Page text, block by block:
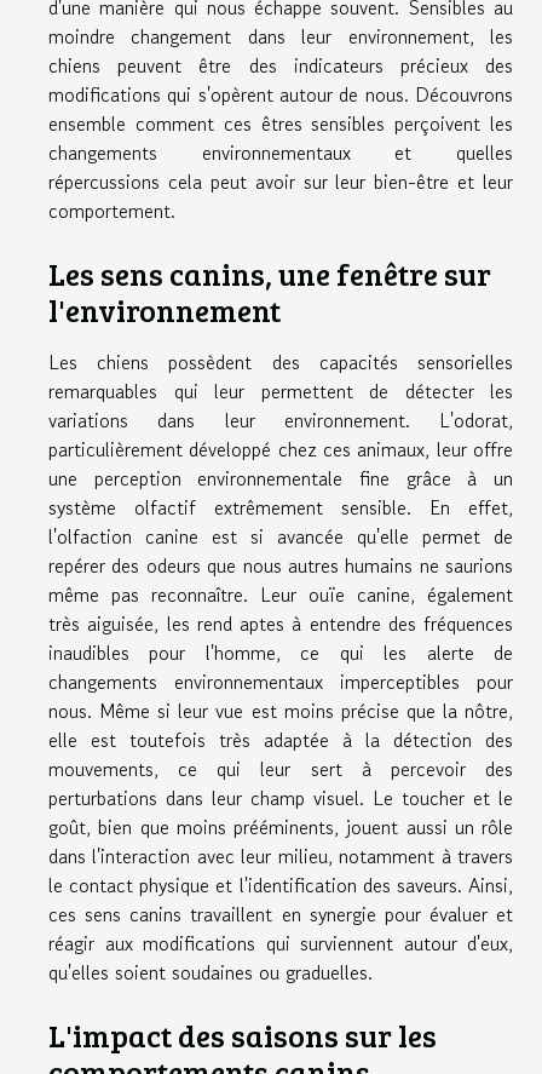
d'une manière qui nous échappe souvent. Sensibles au
moindre changement dans leur environnement, les
chiens peuvent être des indicateurs précieux des
modifications qui s'opèrent autour de nous. Découvrons
ensemble comment ces êtres sensibles perçoivent les
changements environnementaux et quelles
répercussions cela peut avoir sur leur bien-être et leur
comportement.
Les sens canins, une fenêtre sur
l'environnement
Les chiens possèdent des capacités sensorielles
remarquables qui leur permettent de détecter les
variations dans leur environnement. L'odorat,
particulièrement développé chez ces animaux, leur offre
une perception environnementale fine grâce à un
système olfactif extrêmement sensible. En effet,
l'olfaction canine est si avancée qu'elle permet de
repérer des odeurs que nous autres humains ne saurions
même pas reconnaître. Leur ouïe canine, également
très aiguisée, les rend aptes à entendre des fréquences
inaudibles pour l'homme, ce qui les alerte de
changements environnementaux imperceptibles pour
nous. Même si leur vue est moins précise que la nôtre,
elle est toutefois très adaptée à la détection des
mouvements, ce qui leur sert à percevoir des
perturbations dans leur champ visuel. Le toucher et le
goût, bien que moins prééminents, jouent aussi un rôle
dans l'interaction avec leur milieu, notamment à travers
le contact physique et l'identification des saveurs. Ainsi,
ces sens canins travaillent en synergie pour évaluer et
réagir aux modifications qui surviennent autour d'eux,
qu'elles soient soudaines ou graduelles.
L'impact des saisons sur les